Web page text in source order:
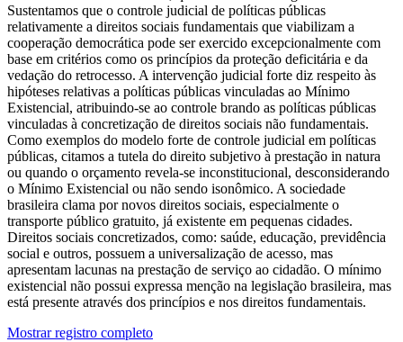
Sustentamos que o controle judicial de políticas públicas
relativamente a direitos sociais fundamentais que viabilizam a
cooperação democrática pode ser exercido excepcionalmente com
base em critérios como os princípios da proteção deficitária e da
vedação do retrocesso. A intervenção judicial forte diz respeito às
hipóteses relativas a políticas públicas vinculadas ao Mínimo
Existencial, atribuindo-se ao controle brando as políticas públicas
vinculadas à concretização de direitos sociais não fundamentais.
Como exemplos do modelo forte de controle judicial em políticas
públicas, citamos a tutela do direito subjetivo à prestação in natura
ou quando o orçamento revela-se inconstitucional, desconsiderando
o Mínimo Existencial ou não sendo isonômico. A sociedade
brasileira clama por novos direitos sociais, especialmente o
transporte público gratuito, já existente em pequenas cidades.
Direitos sociais concretizados, como: saúde, educação, previdência
social e outros, possuem a universalização de acesso, mas
apresentam lacunas na prestação de serviço ao cidadão. O mínimo
existencial não possui expressa menção na legislação brasileira, mas
está presente através dos princípios e nos direitos fundamentais.
Mostrar registro completo